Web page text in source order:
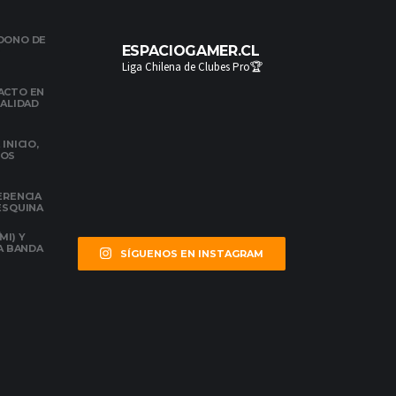
DE
EN
INICIO,
Y
BANDA
ESPACIOGAMER.CL
Liga Chilena de Clubes Pro🏆
SÍGUENOS EN INSTAGRAM